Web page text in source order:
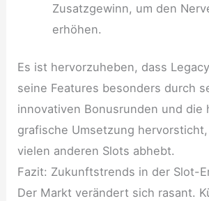
Zusatzgewinn, um den
erhöhen.
Es ist hervorzuheben, dass
seine Features besonders durch
innovativen Bonusrunden und die
grafische Umsetzung
vielen anderen Slots abhebt.
Fazit: Zukunftstrends in der Slot-
Der Markt verändert sich rasant.